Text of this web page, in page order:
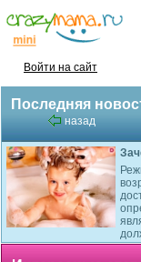
Войти на сайт
Последняя
назад